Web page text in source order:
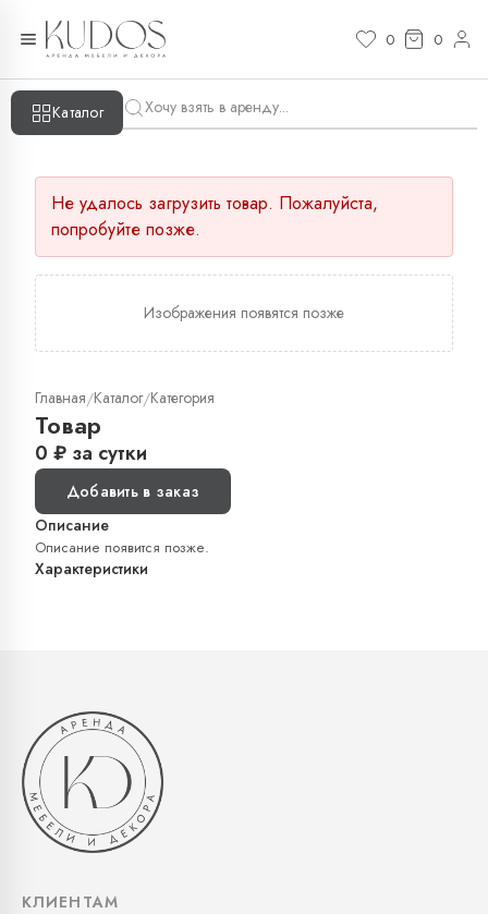
0 0
Каталог
Не удалось загрузить товар. Пожалуйста,
попробуйте позже.
Изображения появятся позже
Главная/Каталог/Категория
Товар
0 ₽ за сутки
Добавить в заказ
Описание
Описание появится позже.
Характеристики
КЛИЕНТАМ